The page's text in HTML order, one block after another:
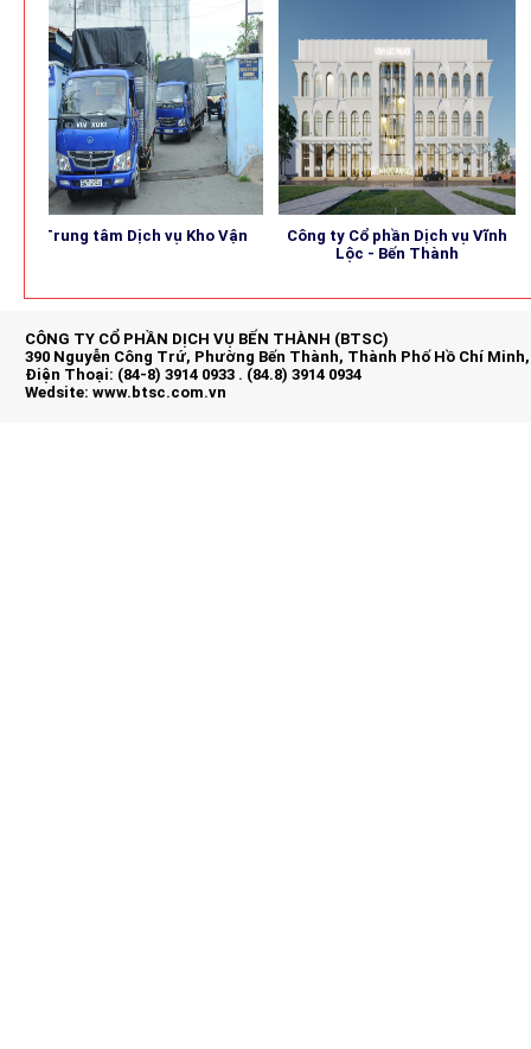
Trung tâm Dịch vụ Kho Vận
Công ty Cổ phần Dịch vụ Vĩnh
Lộc - Bến Thành
CÔNG TY CỔ PHẦN DỊCH VỤ BẾN THÀNH (BTSC)
390 Nguyễn Công Trứ, Phường Bến Thành, Thành Phố Hồ Chí
Điện Thoại: (84-8) 3914 0933 . (84.8) 3914 0934
Wedsite: www.btsc.com.vn